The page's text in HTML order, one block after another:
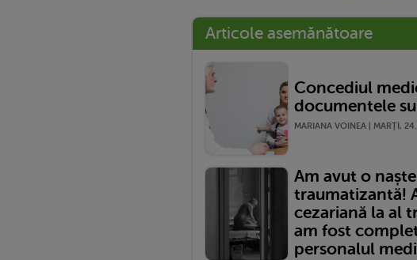
Articole asemănătoare
Concediul
documentele
MARIANA VOINEA | MARŢI,
Am avut o
traumatizantă!
cezariană la al
am fost
personalul